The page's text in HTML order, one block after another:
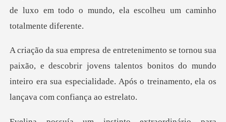
de luxo em todo o mundo, el
escobrir jovens talentos bonitos do mundo
inteiro era sua especialid